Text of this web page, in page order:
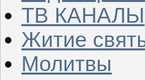
ТВ КАНАЛЫ
Житие
Молитвы